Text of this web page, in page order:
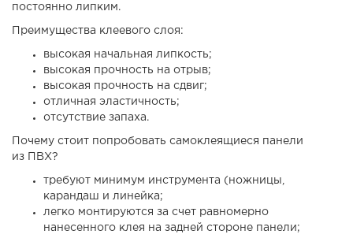
постоянно липким.
Преимущества клеевого слоя:
высокая начальная липкость;
высокая прочность на отрыв;
высокая прочность на сдвиг;
отличная эластичность;
отсутствие запаха.
Почему стоит попробовать самоклеящиеся панели
из ПВХ?
требуют минимум инструмента (ножницы,
карандаш и линейка;
легко монтируются за счет равномерно
нанесенного клея на задней стороне панели;